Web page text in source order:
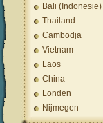
Bali (Indonesie)
Thailand
Cambodja
Vietnam
Laos
China
Londen
Nijmegen